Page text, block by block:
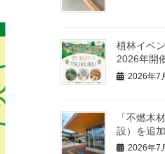
植林イベ
2026年開
2026年7
「不燃木
設）を追
2026年7